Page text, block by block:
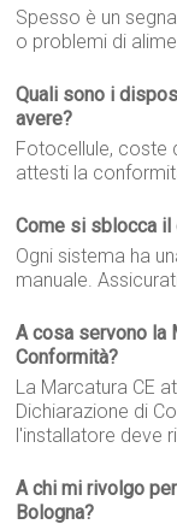
Spesso è un
o problemi di
Quali sono i
avere?
Fotocellule, coste
attesti la
Come si sblocca il
Ogni sistema ha
manuale.
A cosa servono la
Conformità?
La Marcatura CE
Dichiarazione di
l'installatore deve
A chi mi rivolgo
Bologna?